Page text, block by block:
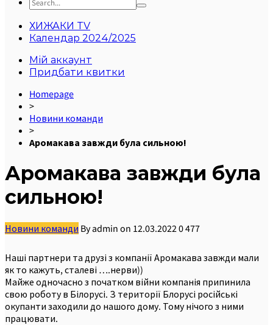
ХИЖАКИ TV
Календар 2024/2025
Мій аккаунт
Придбати квитки
Homepage
>
Новини команди
>
Аромакава завжди була сильною!
Аромакава завжди була
сильною!
Новини команди Byadmin on 12.03.2022 0477
Наші партнери та друзі з компанії Аромакава завжди мали
як то кажуть, сталеві ….нерви))
Майже одночасно з початком війни компанія припинила
свою роботу в Білорусі. З території Блорусі російські
окупанти заходили до нашого дому. Тому нічого з ними
працювати.